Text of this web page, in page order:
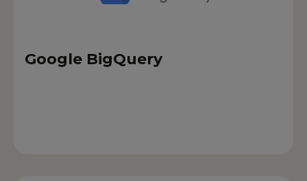
Google BigQuery